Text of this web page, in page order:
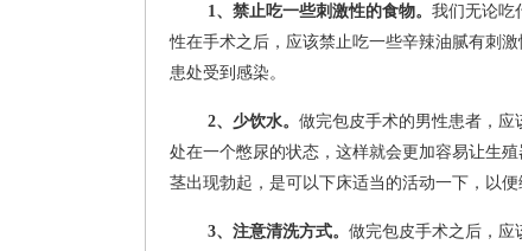
1、禁止吃一些刺激性的食物。 我们无论吃
性在手术之后，应该禁止吃一些辛辣油腻有刺
患处受到感染。
2、少饮水。 做完包皮手术的男性患者，
处在一个憋尿的状态，这样就会更加容易让生
茎出现勃起，是可以下床适当的活动一下，以便
3、注意清洗方式。 做完包皮手术之后，应